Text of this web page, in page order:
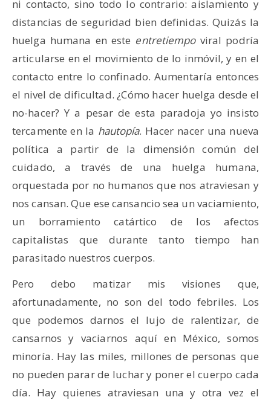
ni contacto, sino todo lo contrario: aislamiento y
distancias de seguridad bien definidas. Quizás la
huelga humana en este entretiempoviral podría
articularse en el movimiento de lo inmóvil, y en el
contacto entre lo confinado. Aumentaría entonces
el nivel de dificultad. ¿Cómo hacer huelga desde el
no-hacer? Y a pesar de esta paradoja yo insisto
tercamente en la hautopía. Hacer nacer una nueva
política a partir de la dimensión común del
cuidado, a través de una huelga humana,
orquestada por no humanos que nos atraviesan y
nos cansan. Que ese cansancio sea un vaciamiento,
un borramiento catártico de los afectos
capitalistas que durante tanto tiempo han
parasitado nuestros cuerpos.
Pero debo matizar mis visiones que,
afortunadamente, no son del todo febriles. Los
que podemos darnos el lujo de ralentizar, de
cansarnos y vaciarnos aquí en México, somos
minoría. Hay las miles, millones de personas que
no pueden parar de luchar y poner el cuerpo cada
día. Hay quienes atraviesan una y otra vez el